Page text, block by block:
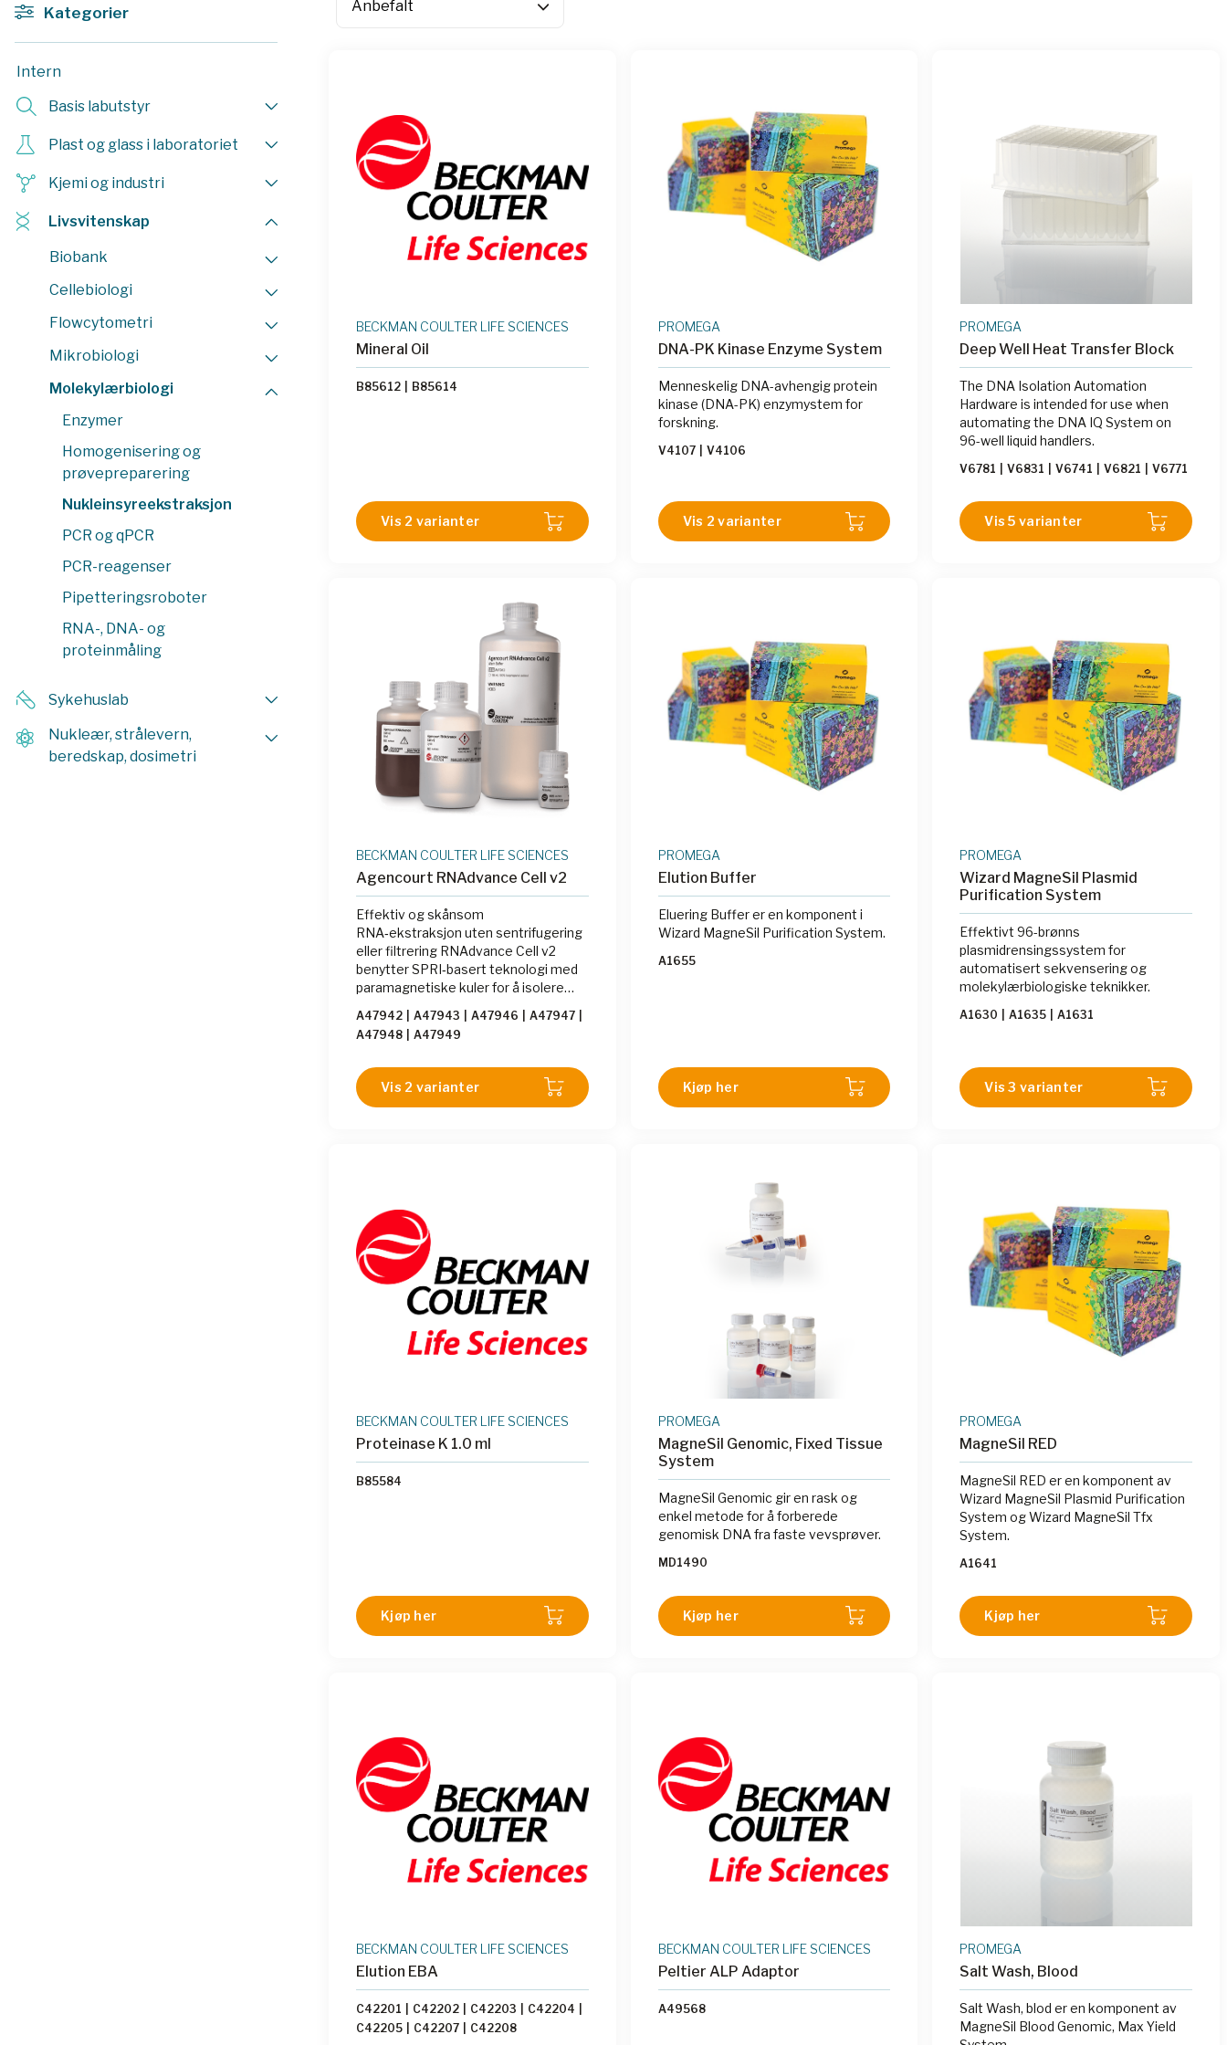
Kategorier
Intern
Basis labutstyr
Plast og glass i laboratoriet
Kjemi og industri
Livsvitenskap
Biobank
Cellebiologi
Flowcytometri
Mikrobiologi
Molekylærbiologi
Enzymer
Homogenisering og
prøvepreparering
Nukleinsyreekstraksjon
PCR og qPCR
PCR-reagenser
Pipetteringsroboter
RNA-, DNA- og
proteinmåling
Sykehuslab
Nukleær, strålevern,
beredskap, dosimetri
BECKMAN COULTER LIFE SCIENCES
Mineral Oil
B85612 B85614
Vis 2 varianter
PROMEGA
DNA-PK Kinase Enzyme System
Menneskelig DNA-avhengig protein
kinase (DNA-PK) enzymystem for
forskning.
V4107 V4106
Vis 2 varianter
PROMEGA
Deep Well Heat Transfer Block
The DNA Isolation Automation
Hardware is intended for use when
automating the DNA IQ System on
96-well liquid handlers.
V6781 V6831 V6741 V6821 V6771
Vis 5 varianter
BECKMAN COULTER LIFE SCIENCES
Agencourt RNAdvance Cell v2
Effektiv og skånsom
RNA‑ekstraksjon uten sentrifugering
eller filtrering RNAdvance Cell v2
benytter SPRI‑basert teknologi med
paramagnetiske kuler for å isolere
av kolonner eller organiske løsemidler
A47942 A47943 A47946 A47947
A47948
A47949
Vis 2 varianter
PROMEGA
Elution Buffer
Eluering Buffer er en komponent i
Wizard MagneSil Purification System.
A1655
Kjøp her
PROMEGA
Wizard MagneSil Plasmid
Purification System
Effektivt 96-brønns
plasmidrensingssystem for
automatisert sekvensering og
molekylærbiologiske teknikker.
A1630 A1635 A1631
Vis 3 varianter
BECKMAN COULTER LIFE SCIENCES
Proteinase K 1.0 ml
B85584
Kjøp her
PROMEGA
MagneSil Genomic, Fixed Tissue
System
MagneSil Genomic gir en rask og
enkel metode for å forberede
genomisk DNA fra faste vevsprøver.
MD1490
Kjøp her
PROMEGA
MagneSil RED
MagneSil RED er en komponent av
Wizard MagneSil Plasmid Purification
System og Wizard MagneSil Tfx
System.
A1641
Kjøp her
BECKMAN COULTER LIFE SCIENCES
Elution EBA
C42201 C42202 C42203 C42204
C42205
C42207 C42208
BECKMAN COULTER LIFE SCIENCES
Peltier ALP Adaptor
A49568
PROMEGA
Salt Wash, Blood
Salt Wash, blod er en komponent av
MagneSil Blood Genomic, Max Yield